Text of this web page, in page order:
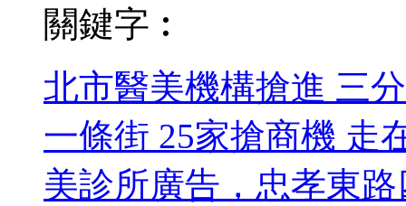
關鍵字︰
北市醫美機構搶進 三
一條街 25家搶商機 走
美診所廣告，忠孝東